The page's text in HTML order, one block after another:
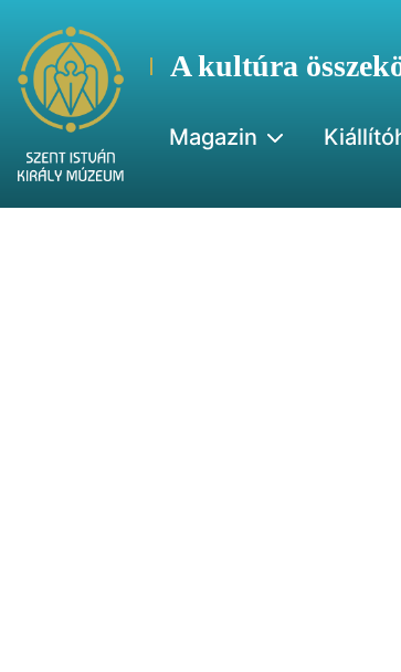
A kultúra
Magazin